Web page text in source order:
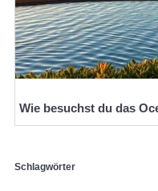
Wie besuchst du das
Schlagwörter